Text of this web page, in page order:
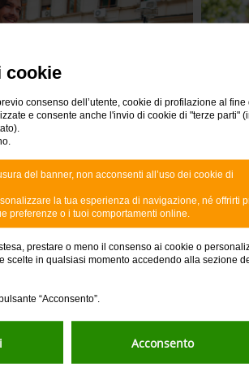
cookie
consenso dell’utente, cookie di profilazione al fine
e consente anche l'invio di cookie di "terze parti"
del banner, non acconsenti all’uso dei cookie di
la tua esperienza di navigazione, né offrirti
preferenze o i tuoi comportamenti online.
prestare o meno il consenso ai cookie o
scelte in qualsiasi momento accedendo alla sezione
“Acconsento”.
Acconsento
per offrirti ancora più